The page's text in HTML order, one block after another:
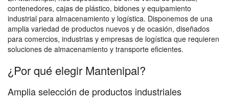
contenedores, cajas de plástico, bidones y equipamiento
industrial para almacenamiento y logística. Disponemos de una
amplia variedad de productos nuevos y de ocasión, diseñados
para comercios, industrias y empresas de logística que requieren
soluciones de almacenamiento y transporte eficientes.
¿Por qué elegir Mantenipal?
Amplia selección de productos industriales